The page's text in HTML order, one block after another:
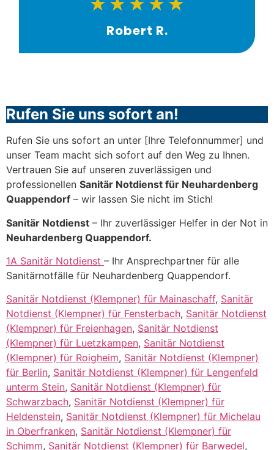
Robert R.
Rufen Sie uns sofort an!
Rufen Sie uns sofort an unter [Ihre Telefonnummer] und
unser Team macht sich sofort auf den Weg zu Ihnen.
Vertrauen Sie auf unseren zuverlässigen und
professionellen Sanitär Notdienst für Neuhardenberg
Quappendorf – wir lassen Sie nicht im Stich!
Sanitär Notdienst – Ihr zuverlässiger Helfer in der Not in
Neuhardenberg Quappendorf.
1A Sanitär Notdienst – Ihr Ansprechpartner für alle
Sanitärnotfälle für Neuhardenberg Quappendorf.
Sanitär Notdienst (Klempner) für Mainaschaff, Sanitär
Notdienst (Klempner) für Fensterbach, Sanitär Notdienst
(Klempner) für Freienhagen, Sanitär Notdienst
(Klempner) für Luetzkampen, Sanitär Notdienst
(Klempner) für Roigheim, Sanitär Notdienst (Klempner)
für Berlin, Sanitär Notdienst (Klempner) für Lengenfeld
unterm Stein, Sanitär Notdienst (Klempner) für
Schwarzbach, Sanitär Notdienst (Klempner) für
Heldenstein, Sanitär Notdienst (Klempner) für Michelau
in Oberfranken, Sanitär Notdienst (Klempner) für
Schimm, Sanitär Notdienst (Klempner) für Barwedel,